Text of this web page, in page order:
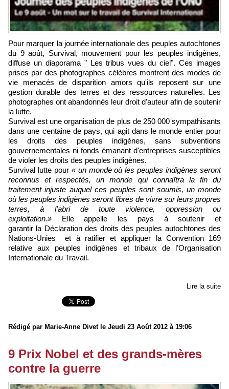
Pour marquer la journée internationale des peuples autochtones
du 9 août, Survival, mouvement pour les peuples indigènes,
diffuse un diaporama " Les tribus vues du ciel". Ces images
prises par des photographes célèbres montrent des modes de
vie menacés de disparition amors qu'ils reposent sur une
gestion durable des terres et des ressources naturelles. Les
photographes ont abandonnés leur droit d'auteur afin de soutenir
la lutte.
Survival est une organisation de plus de 250 000 sympathisants
dans une centaine de pays, qui agit dans le monde entier pour
les droits des peuples indigènes, sans subventions
gouvernementales ni fonds émanant d'entreprises susceptibles
de violer les droits des peuples indigènes.
Survival lutte pour « un monde où les peuples indigènes seront
reconnus et respectés, un monde qui connaîtra la fin du
traitement injuste auquel ces peuples sont soumis, un monde
où les peuples indigènes seront libres de vivre sur leurs propres
terres, à l’abri de toute violence, oppression ou
exploitation.» Elle appelle les pays à soutenir et
garantir la Déclaration des droits des peuples autochtones des
Nations-Unies et à ratifier et appliquer la Convention 169
relative aux peuples indigènes et tribaux de l’Organisation
Internationale du Travail.
Lire la suite
Rédigé par Marie-Anne Divet le Jeudi 23 Août 2012 à 19:06
9 Prix Nobel et des grands-mères
contre la guerre